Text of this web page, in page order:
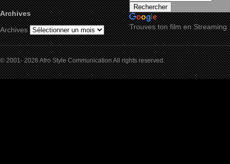
Archives
Archives
Trouves ton film en Streaming
© 2001- 2026 Afro Style Communication All rights reserved.